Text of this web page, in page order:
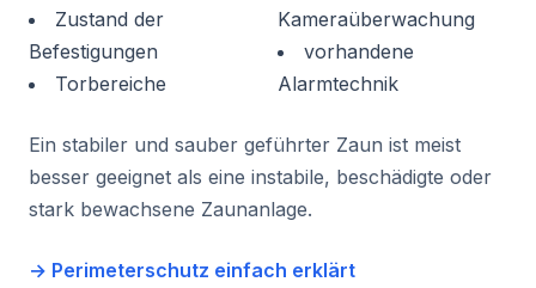
Zustand der
Befestigungen
Torbereiche
Kameraüberwachung
vorhandene
Alarmtechnik
Ein stabiler und sauber geführter Zaun ist meist
besser geeignet als eine instabile, beschädigte oder
stark bewachsene Zaunanlage.
→ Perimeterschutz einfach erklärt